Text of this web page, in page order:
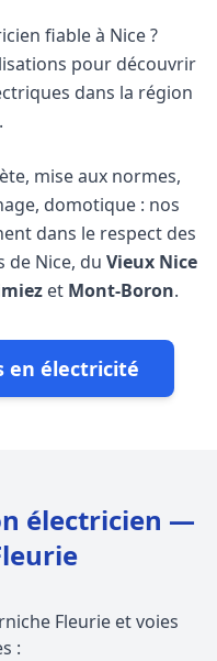
fiable à Nice ?
pour découvrir
dans la région
mise aux normes,
domotique : nos
dans le respect des
de Nice, du Vieux Nice
et Mont-Boron.
en électricité
électricien —
Fleurie et voies
: